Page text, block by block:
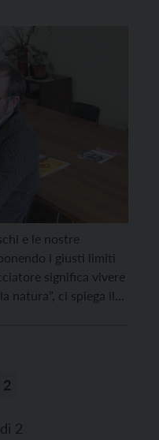
e le nostre
i giusti limiti
significa vivere
natura”, ci spiega il
2
2